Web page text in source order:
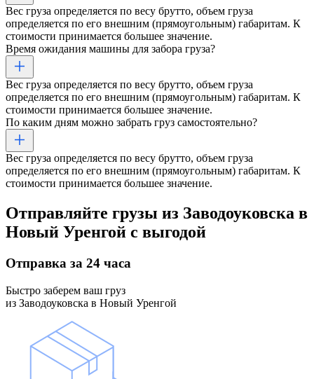
Вес груза определяется по весу брутто, объем груза
определяется по его внешним (прямоугольным) габаритам. К
стоимости принимается большее значение.
Время ожидания машины для забора груза?
Вес груза определяется по весу брутто, объем груза
определяется по его внешним (прямоугольным) габаритам. К
стоимости принимается большее значение.
По каким дням можно забрать груз самостоятельно?
Вес груза определяется по весу брутто, объем груза
определяется по его внешним (прямоугольным) габаритам. К
стоимости принимается большее значение.
Отправляйте грузы из Заводоуковска в
Новый Уренгой с выгодой
Отправка за 24 часа
Быстро заберем ваш груз
из Заводоуковска в Новый Уренгой